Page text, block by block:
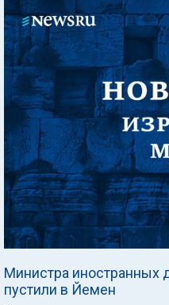
Министра иностранных
пустили в Йемен